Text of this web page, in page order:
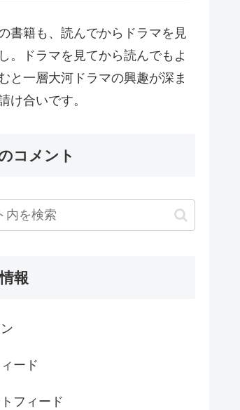
書籍も、読んでからドラマを見
。ドラマを見てから読んでもよ
と一層大河ドラマの興趣が深ま
け合いです。
コメント
報
ード
フィード